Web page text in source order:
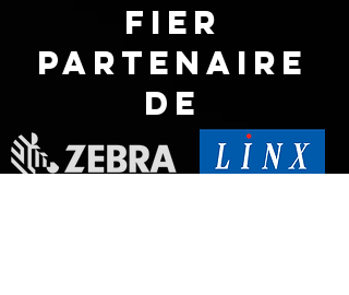
Fier
Partenaire
de